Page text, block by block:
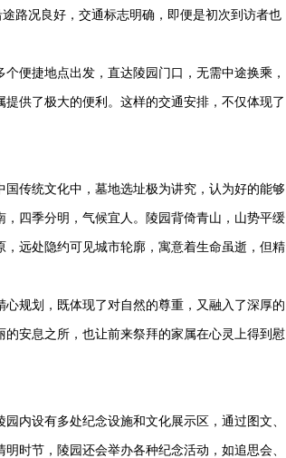
路况良好，交通标志明确，即便是初次到访者也
便捷地点出发，直达陵园门口，无需中途换乘，
供了极大的便利。这样的交通安排，不仅体现了
传统文化中，墓地选址极为讲究，认为好的能够
四季分明，气候宜人。陵园背倚青山，山势平缓
远处隐约可见城市轮廓，寓意着生命虽逝，但精
规划，既体现了对自然的尊重，又融入了深厚的
安息之所，也让前来祭拜的家属在心灵上得到慰
内设有多处纪念设施和文化展示区，通过图文、
时节，陵园还会举办各种纪念活动，如追思会、